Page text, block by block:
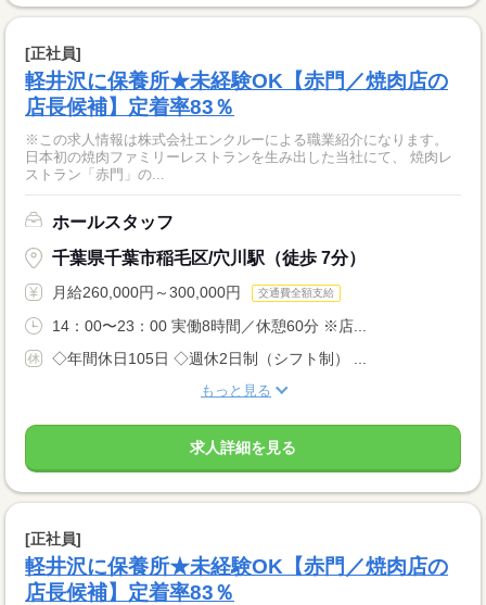
[正社員]
軽井沢に保養所★未経験OK【赤門／焼肉店の
店長候補】定着率83％
※この求人情報は株式会社エンクルーによる職業紹介になります。
日本初の焼肉ファミリーレストランを生み出した当社にて、 焼肉レ
ストラン「赤門」の...
ホールスタッフ
千葉県千葉市稲毛区/穴川駅（徒歩 7分）
月給260,000円～300,000円 交通費全額支給
14：00〜23：00 実働8時間／休憩60分 ※店...
◇年間休日105日 ◇週休2日制（シフト制） ...
もっと見る
求人詳細を見る
[正社員]
軽井沢に保養所★未経験OK【赤門／焼肉店の
店長候補】定着率83％